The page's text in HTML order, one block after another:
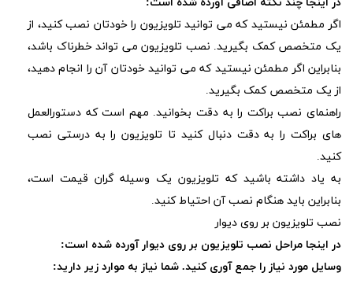
اگر مطمئن نیستید که می توانید تلویزیون را خودتان نصب کنید، از
یک متخصص کمک بگیرید. نصب تلویزیون می تواند خطرناک باشد،
بنابراین اگر مطمئن نیستید که می توانید خودتان آن را انجام دهید،
از یک متخصص کمک بگیرید.
راهنمای نصب براکت را به دقت بخوانید. مهم است که دستورالعمل
های براکت را به دقت دنبال کنید تا تلویزیون را به درستی نصب
کنید.
به یاد داشته باشید که تلویزیون یک وسیله گران قیمت است،
بنابراین باید هنگام نصب آن احتیاط کنید.
نصب تلویزیون بر روی دیوار
در اینجا مراحل نصب تلویزیون بر روی دیوار آورده شده است:
وسایل مورد نیاز را جمع آوری کنید. شما نیاز به موارد زیر دارید: